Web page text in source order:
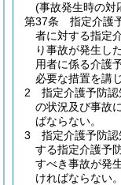
(事故発生時の対
第37条
指定介護
者に対する指定
り事故が発生し
用者に係る介護
必要な措置を講
2
指定介護予防認
の状況及び事故
ばならない。
3
指定介護予防
する指定介護予
すべき事故が発
ければならない。